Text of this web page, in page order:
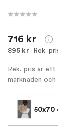
716 kr
895 kr Rek.
Rek. pris är ett
marknaden
50x70